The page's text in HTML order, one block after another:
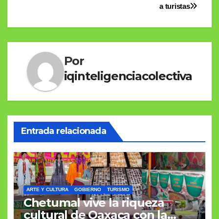
a turistas
Por
iqinteligenciacolectiva
Entrada relacionada
ARTE Y CULTURA GOBIERNO TURISMO
Chetumal vive la riqueza
cultural de Oaxaca con la